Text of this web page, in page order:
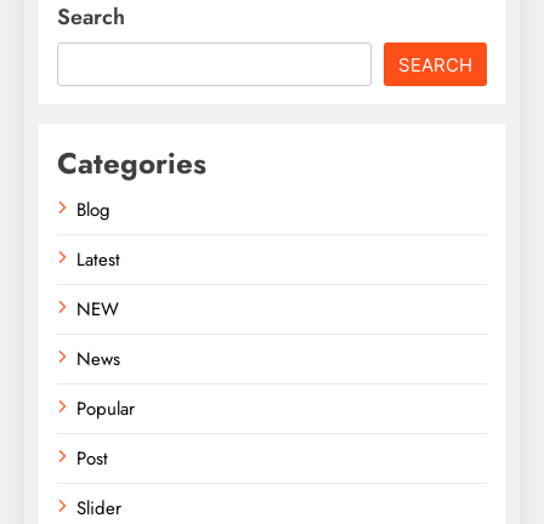
Search
SEARCH
Categories
Blog
Latest
NEW
News
Popular
Post
Slider